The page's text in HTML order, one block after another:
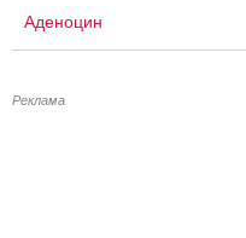
Аденоцин
Реклама